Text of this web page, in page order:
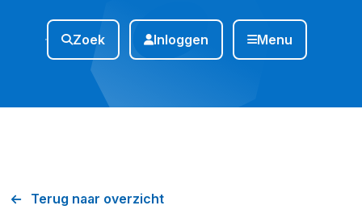
Zoek Inloggen Menu
Terug naar overzicht